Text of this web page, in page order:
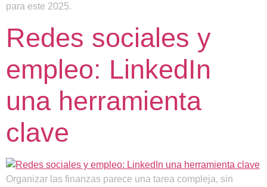
para este 2025.
Redes sociales y
empleo: LinkedIn
una herramienta
clave
Organizar las finanzas parece una tarea compleja, sin